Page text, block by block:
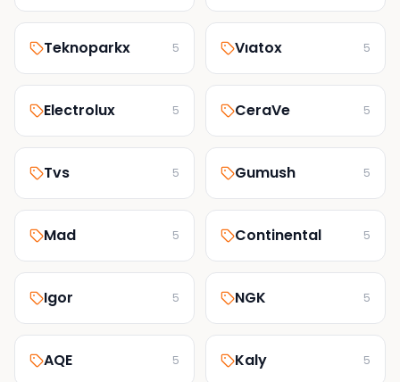
Teknoparkx 5 Vıatox 5
Electrolux 5 CeraVe 5
Tvs 5 Gumush 5
Mad 5 Continental 5
Igor 5 NGK 5
AQE 5 Kaly 5